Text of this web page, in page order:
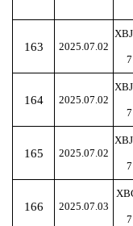
163 2025.07.02
164 2025.07.02
165 2025.07.02
166 2025.07.03